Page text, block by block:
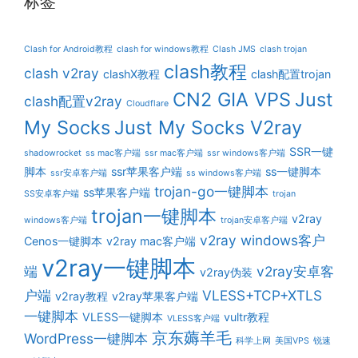
Clash for Android教程 clash for windows教程 Clash JMS clash trojan
clash v2ray clashX教程 clash教程 clash配置trojan
clash配置v2ray Cloudflare CN2 GIA VPS Just
My Socks Just My Socks V2ray
shadowrocket ss mac客户端 ssr mac客户端 ssr windows客户端 SSR一键
脚本 ssr安卓客户端 ssr苹果客户端 ss windows客户端 ss一键脚本
SS安卓客户端 ss苹果客户端 trojan-go一键脚本 trojan
windows客户端 trojan一键脚本 trojan安卓客户端 v2ray
Cenos一键脚本 v2ray mac客户端 v2ray windows客户
端 v2ray一键脚本 v2ray伪装 v2ray安卓客
户端 v2ray教程 v2ray苹果客户端 VLESS+TCP+XTLS
一键脚本 VLESS一键脚本 VLESS客户端 vultr教程
WordPress一键脚本 京东薅羊毛 科学上网 美国VPS 锐速